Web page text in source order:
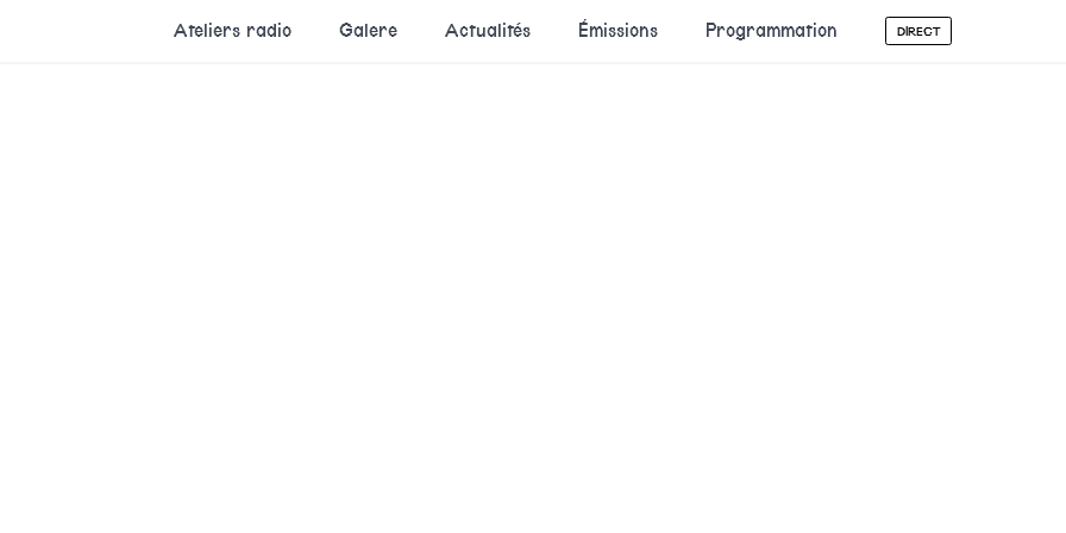
Ateliers radio Galere Actualités Émissions Programmation DIRECT